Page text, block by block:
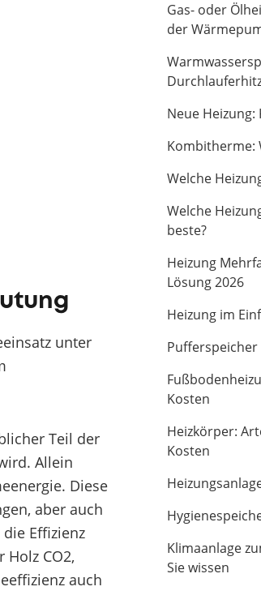
unter
Teil der
Allein
Diese
aber auch
Effizienz
CO2,
auch
Gas- oder
der
Neue
Kombitherme:
Welche
Welche
beste?
Heizung
Lösung 2026
Heizung im
Pufferspeicher
Kosten
Heizkörper:
Kosten
Klimaanlage
Sie wissen